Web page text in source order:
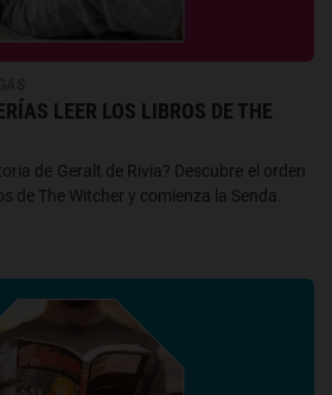
LEER LOS LIBROS DE THE
de Geralt de Rivia? Descubre el orden
de The Witcher y comienza la Senda.